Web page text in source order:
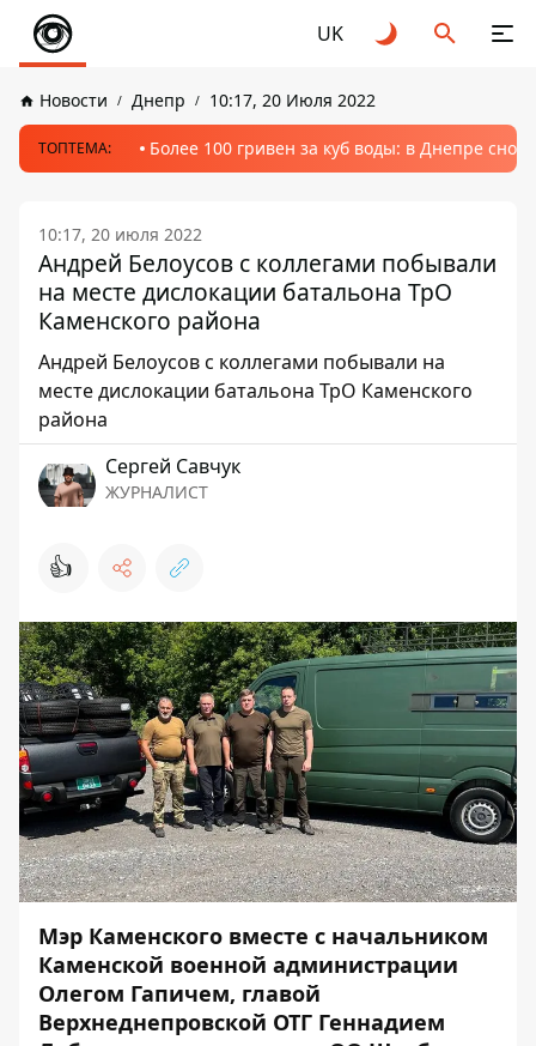
UK
Новости Днепр 10:17, 20 Июля 2022
ТОПТЕМА: Более 100 гривен за куб воды: в Днепре
10:17, 20 июля 2022
Андрей Белоусов с коллегами побывали
на месте дислокации батальона ТрО
Каменского района
Андрей Белоусов с коллегами побывали на
месте дислокации батальона ТрО Каменского
района
Сергей Савчук
ЖУРНАЛИСТ
👍
Мэр Каменского вместе с начальником
Каменской военной администрации
Олегом Гапичем, главой
Верхнеднепровской ОТГ Геннадием